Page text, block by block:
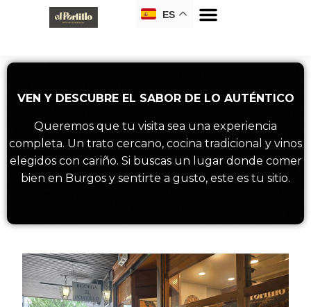
ES
VEN Y DESCUBRE EL SABOR DE LO AUTÉNTICO
Queremos que tu visita sea una experiencia
completa. Un trato cercano, cocina tradicional y vinos
elegidos con cariño. Si buscas un lugar donde comer
bien en Burgos y sentirte a gusto, este es tu sitio.